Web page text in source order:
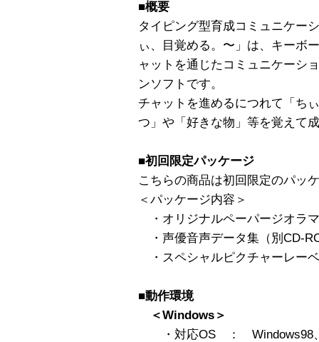
■概要
タイピング型育成コミュニケー
ぃ、目覚める。〜」は、キーボ
ャットを通じたコミュニケーシ
ンソフトです。
チャットを進めるにつれて「ち
つ」や「好きな物」等を覚えて
■初回限定パッケージ
こちらの商品は初回限定のパッ
＜パッケージ内容＞
・オリジナルペーパージオラマ
・声優音声データ集（別CD-
・スペシャルピクチャーレー
■動作環境
＜Windows＞
・対応OS ： Windows98、